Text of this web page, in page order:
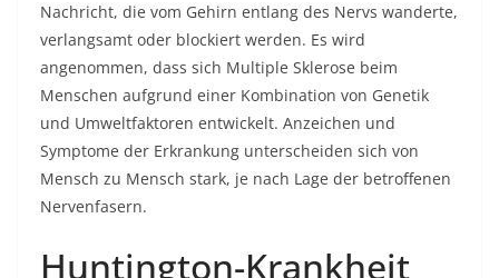
Nachricht, die vom Gehirn entlang des Nervs wanderte,
verlangsamt oder blockiert werden. Es wird
angenommen, dass sich Multiple Sklerose beim
Menschen aufgrund einer Kombination von Genetik
und Umweltfaktoren entwickelt. Anzeichen und
Symptome der Erkrankung unterscheiden sich von
Mensch zu Mensch stark, je nach Lage der betroffenen
Nervenfasern.
Huntington-Krankheit